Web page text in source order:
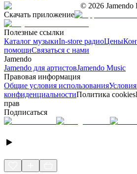
© 2026 Jamendo
Скачать приложение
Полезные ссылки
Каталог музыкиIn-store радиоЦены
помощиСвязаться с нами
Jamendo
Jamendo для артистовJamendo Music
Правовая информация
Общие условия использования
конфиденциальностиПолитика cookies
прав
Подписаться